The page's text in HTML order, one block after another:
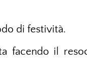
di festività.
facendo il